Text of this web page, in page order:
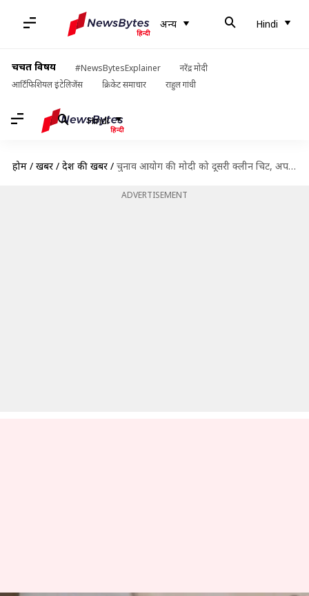
अन्य Hindi
चर्चित विषय #NewsBytesExplainer
नरेंद्र मोदी
आर्टिफिशियल इंटेलिजेंस
क्रिकेट समाचार राहुल गांधी
Hindi
होम / खबरें / देश की खबरें / चुनाव आयोग की मोदी को दूसरी क्लीन चिट, अपने अधिकारियों के फैसले को ही पलटा
ADVERTISEMENT